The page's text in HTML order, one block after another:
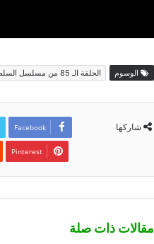
الوسوم الحلقة الـ 85 من مسلسل السلطان عبدالحميد
شاركها Facebook
Pinterest
مقالات ذات صلة